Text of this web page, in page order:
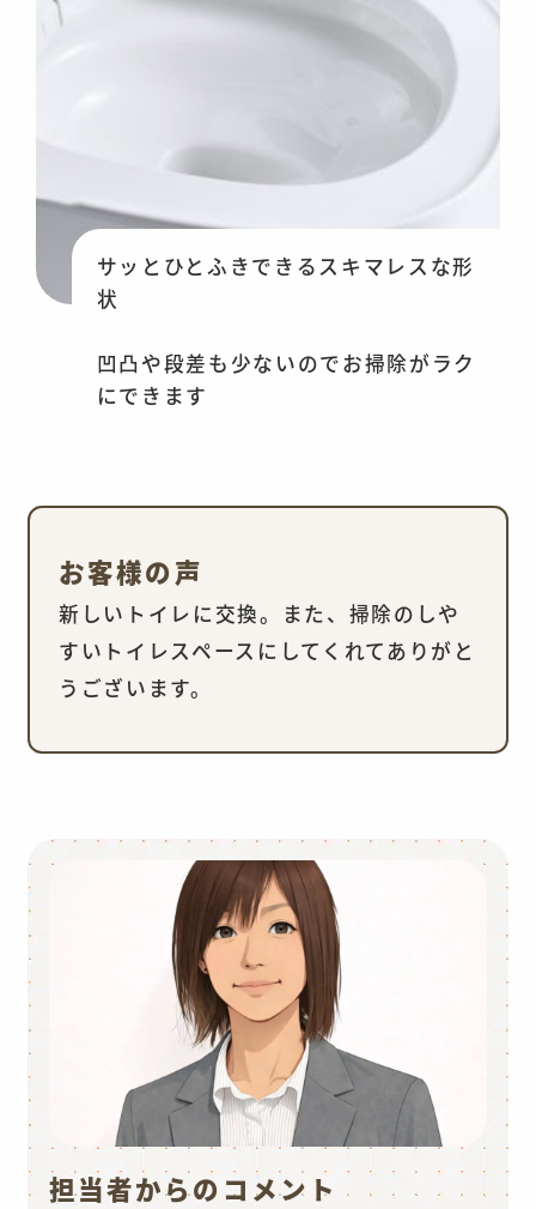
サッとひとふきできるスキマレスな形
状
凹凸や段差も少ないのでお掃除がラク
にできます
お客様の声
新しいトイレに交換。また、掃除のしや
すいトイレスペースにしてくれてありがと
うございます。
担当者からのコメント